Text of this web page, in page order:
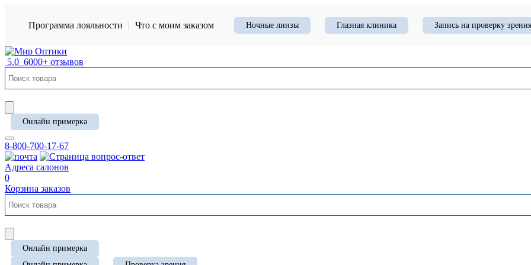
Программа лояльности Что с моим заказом Ночные линзы Глазная клиника Запись на проверку зрения
5.0 6000+ отзывов
Онлайн примерка
8-800-700-17-67
Адреса салонов
0
Корзина заказов
Онлайн примерка